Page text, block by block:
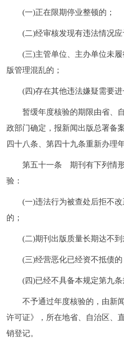
(一)正在限期停业整顿的；
(二)经审核发现有违法情况应
(三)主管单位、主办单位未履
版管理混乱的；
(四)存在其他违法嫌疑需要进
暂缓年度核验的期限由省、自
政部门确定，报新闻出版总署备
四十八条、第四十九条重新办理
第五十一条 期刊有下列情形
验：
(一)违法行为被查处后拒不改
的；
(二)期刊出版质量长期达不到
(三)经营恶化已经资不抵债的
(四)已经不具备本规定第九条
不予通过年度核验的，由新闻
许可证》，所在地省、自治区、
销登记。